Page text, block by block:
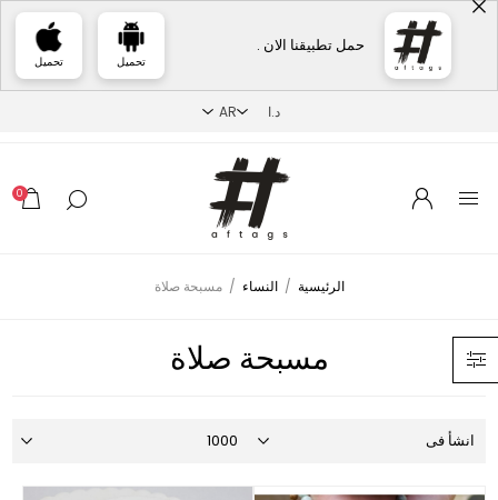
حمل تطبيقنا الان .
تحميل تحميل
0
الرئيسية / النساء / مسبحة صلاة
مسبحة صلاة